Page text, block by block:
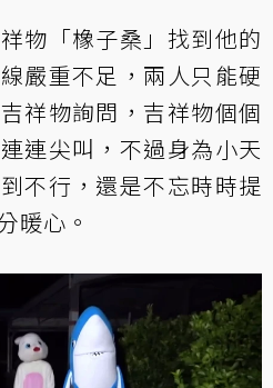
物「橡子桑」找到他的
嚴重不足，兩人只能硬
祥物詢問，吉祥物個個
連尖叫，不過身為小天
不行，還是不忘時時提
暖心。